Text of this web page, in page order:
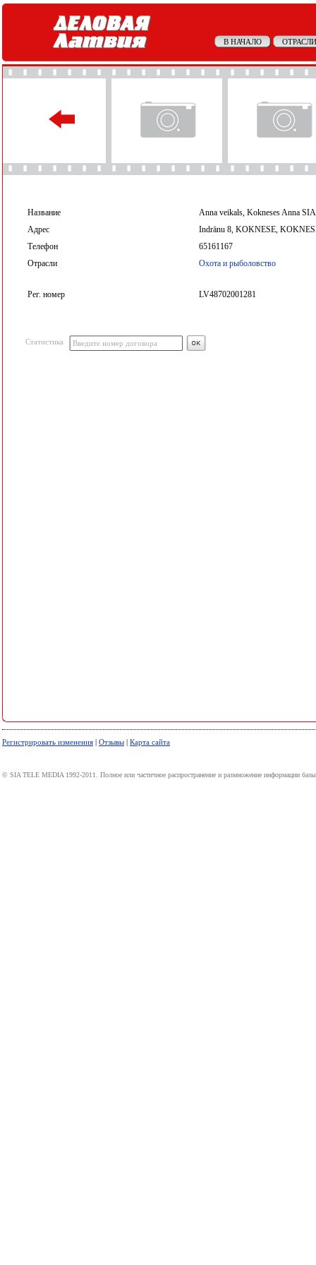
В НАЧАЛО
Название
Anna veikals, Kokneses Anna SIA
Адрес
Indrānu 8, KOKNESE,
Телефон
65161167
Отрасли
Охота и рыболовство
Рег. номер LV48702001281
Статистика Введите номер договора
Регистрировать изменения | Отзывы | Карта сайта
© SIA TELE MEDIA 1992-2011. Полное или частичное распространение и размножение информации